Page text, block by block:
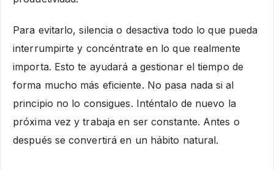
Para evitarlo, silencia o desactiva todo lo que pueda
interrumpirte y concéntrate en lo que realmente
importa. Esto te ayudará a gestionar el tiempo de
forma mucho más eficiente. No pasa nada si al
principio no lo consigues. Inténtalo de nuevo la
próxima vez y trabaja en ser constante. Antes o
después se convertirá en un hábito natural.